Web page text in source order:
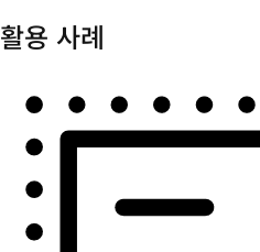
활용 사례